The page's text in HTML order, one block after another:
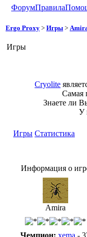
ФорумПравила
Ergo Proxy > Игры >
Игры
Cryolite
Самая
Знаете ли
У
Игры Статистика
Информация о
Amira
Чемпион: xema -